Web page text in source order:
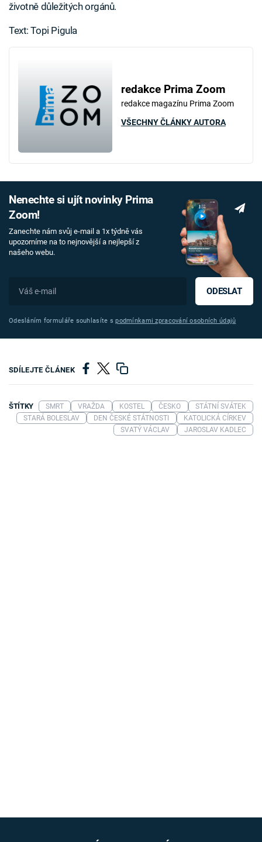
životně důležitých orgánů.
Text: Topi Pigula
redakce Prima Zoom
redakce magazínu Prima Zoom
VŠECHNY ČLÁNKY AUTORA
Nenechte si ujít novinky Prima
Zoom!
Zanechte nám svůj e-mail a 1x týdně vás
upozorníme na to nejnovější a nejlepší z
našeho webu.
ODESLAT
Odesláním formuláře souhlasíte spodmínkami zpracování osobních údajů
SDÍLEJTE ČLÁNEK
ŠTÍTKY SMRT VRAŽDA KOSTEL ČESKO
STÁTNÍ SVÁTEK
STARÁ BOLESLAV
DEN ČESKÉ STÁTNOSTI
KATOLICKÁ CÍRKEV
SVATÝ VÁCLAV
JAROSLAV KADLEC